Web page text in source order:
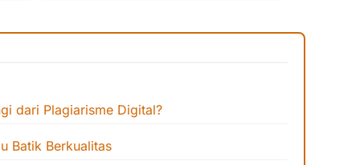
dari Plagiarisme Digital?
Batik Berkualitas